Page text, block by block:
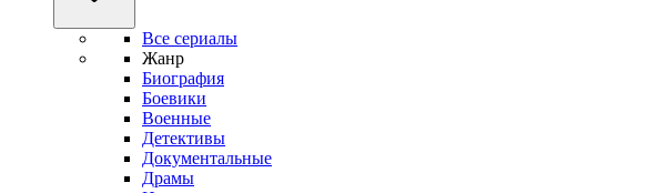
Все сериалы
Жанр
Биография
Боевики
Военные
Детективы
Документальные
Драмы